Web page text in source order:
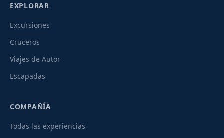
EXPLORAR
Excursiones
Cruceros
Viajes de Autor
Escapadas
COMPAÑÍA
Todas las experiencias